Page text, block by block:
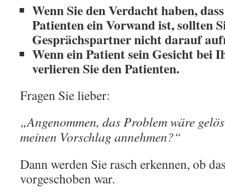
Wenn Sie den Verdacht haben,
Patienten ein Vorwand ist, sollten
Gesprächspartner nicht darauf
Wenn ein Patient sein Gesicht bei
verlieren Sie den Patienten.
Fragen Sie lieber:
„Angenommen, das Problem wäre
meinen Vorschlag annehmen?“
Dann werden Sie rasch erkennen, ob
vorgeschoben war.